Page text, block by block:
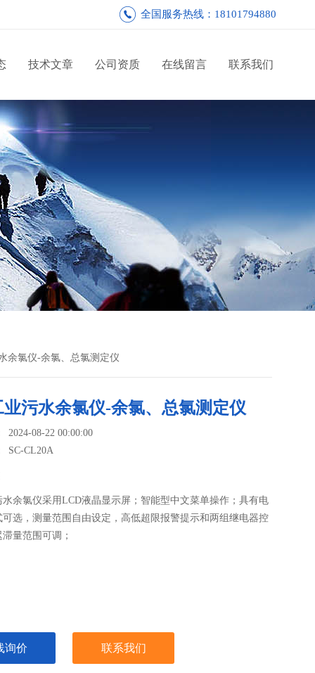
全国服务热线：18101794880
技术文章 公司资质 在线留言 联系我们
余氯仪-余氯、总氯测定仪
污水余氯仪-余氯、总氯测定仪
2024-08-22 00:00:00
SC-CL20A
水余氯仪采用LCD液晶显示屏；智能型中文菜单操作；具有电
可选，测量范围自由设定，高低超限报警提示和两组继电器控
量范围可调；
询价 联系我们